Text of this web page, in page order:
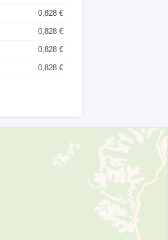
0,828 €
0,828 €
0,828 €
0,828 €